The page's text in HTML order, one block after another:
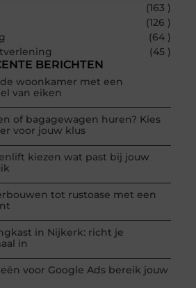
(163 )
(126 )
(64 )
(45 )
BERICHTEN
woonkamer met een
van eiken
of bagagewagen huren? Kies
voor jouw klus
kiezen wat past bij jouw
tot rustoase met een
in Nijkerk: richt je
in
voor Google Ads bereik jouw